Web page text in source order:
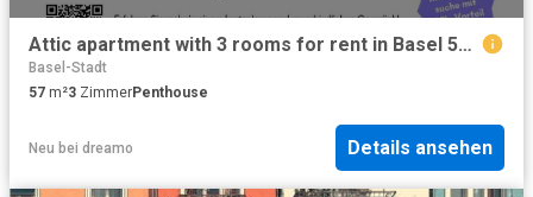
Attic apartment with 3 rooms for rent in Basel 57 m² | dreamo. Ch
Basel-Stadt
57 m²3 ZimmerPenthouse
Neu bei dreamo Details ansehen